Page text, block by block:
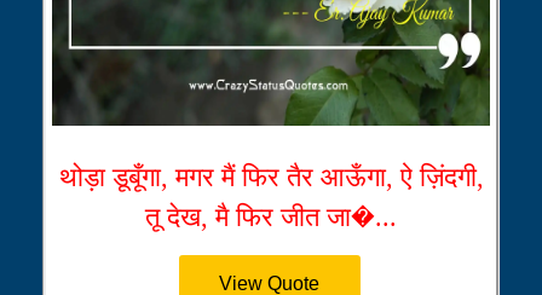
थोड़ा डूबूँगा, मगर मैं फिर तैर आऊँगा, ऐ ज़िंदगी,
तू देख, मै फिर जीत जा�...
View Quote